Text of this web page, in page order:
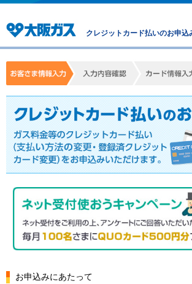
クレジットカード払いのお申込
お申込みにあたって